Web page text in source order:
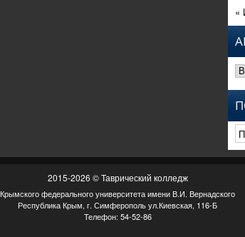
«
2015-2026 © Таврический колледж
Крымского федерального университета имени В.И. Вернадского
Республика Крым, г. Симферополь ул.Киевская, 116-Б
Телефон: 54-52-86